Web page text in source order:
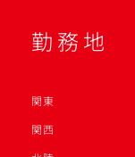
勤務地
関東
関西